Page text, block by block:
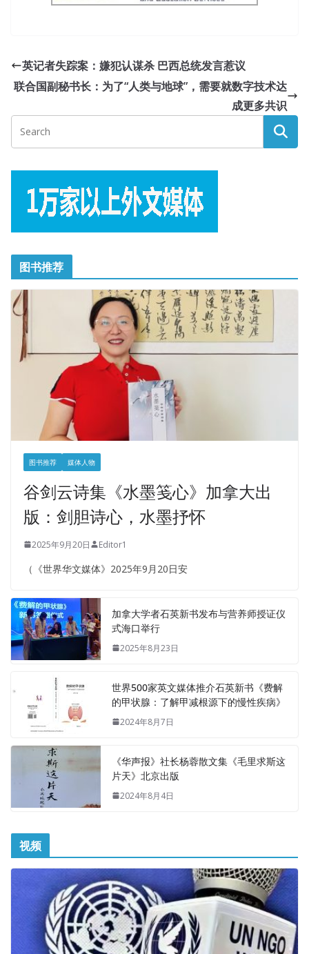
英记者失踪案：嫌犯认谋杀 巴西总统发言惹议
联合国副秘书长：为了“人类与地球”，需要就数字技术达
成更多共识
图书推荐
图书推荐 媒体人物
谷剑云诗集《水墨笺心》加拿大出
版：剑胆诗心，水墨抒怀
2025年9月20日 Editor1
（《世界华文媒体》2025年9月20日安
加拿大学者石英新书发布与营养师授证仪
式海口举行
2025年8月23日
世界500家英文媒体推介石英新书《费解
的甲状腺：了解甲减根源下的慢性疾病》
2024年8月7日
《华声报》社长杨蓉散文集《毛里求斯这
片天》北京出版
2024年8月4日
视频